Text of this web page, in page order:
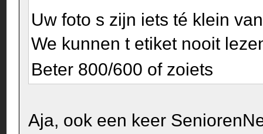
Uw foto s zijn iets té klein
We kunnen t etiket nooit
Beter 800/600 of zoiets
Aja, ook een keer